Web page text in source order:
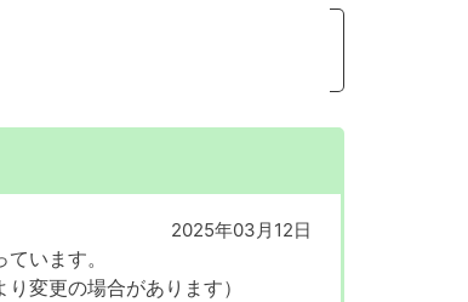
2025年03月12日
います。
変更の場合があります）